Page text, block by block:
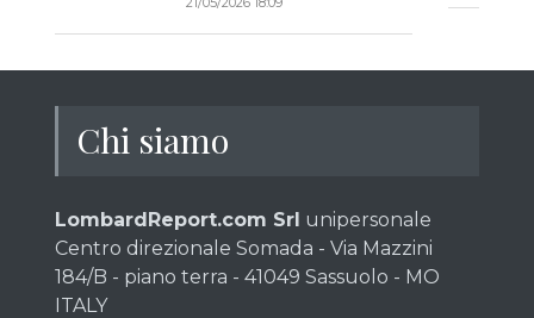
Chi siamo
LombardReport.com Srl unipersonale
Centro direzionale Somada - Via Mazzini
184/B - piano terra - 41049 Sassuolo - MO
ITALY